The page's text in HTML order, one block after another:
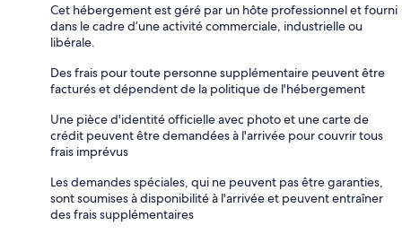
Cet hébergement est géré par un hôte professionnel et fourni
dans le cadre d’une activité commerciale, industrielle ou
libérale.
Des frais pour toute personne supplémentaire peuvent être
facturés et dépendent de la politique de l'hébergement
Une pièce d'identité officielle avec photo et une carte de
crédit peuvent être demandées à l'arrivée pour couvrir tous
frais imprévus
Les demandes spéciales, qui ne peuvent pas être garanties,
sont soumises à disponibilité à l'arrivée et peuvent entraîner
des frais supplémentaires